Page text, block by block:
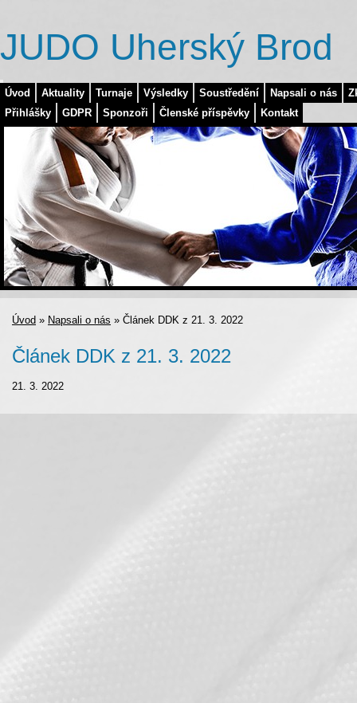
Úvod Aktuality Turnaje Výsledky Soustředění Napsali o nás
Přihlášky
GDPR Sponzoři Členské příspěvky Kontakt
JUDO Uherský Brod
Úvod » Napsali o nás » Článek DDK z 21. 3. 2022
Článek DDK z 21. 3. 2022
21. 3. 2022